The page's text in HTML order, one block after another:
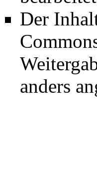
Der
anders